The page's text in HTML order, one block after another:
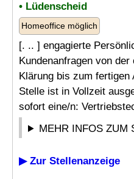
• Lüdenscheid
Homeoffice möglich
[. .. ] engagierte
Kundenanfragen von
Klärung bis zum fertigen
Stelle ist in Vollzeit
sofort eine/n:
MEHR INFOS ZUM
▶ Zur Stellenanzeige